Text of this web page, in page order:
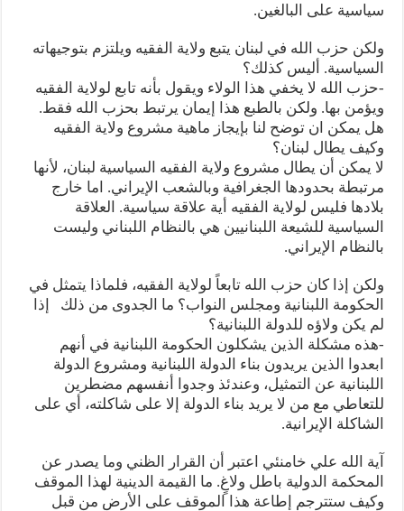
سياسية على البالغين.
ولكن حزب الله في لبنان يتبع ولاية الفقيه ويلتزم بتوجيهاته
السياسية. أليس كذلك؟
-حزب الله لا يخفي هذا الولاء ويقول بأنه تابع لولاية الفقيه
ويؤمن بها. ولكن بالطبع هذا إيمان يرتبط بحزب الله فقط.
هل يمكن ان توضح لنا بإيجاز ماهية مشروع ولاية الفقيه
وكيف يطال لبنان؟
لا يمكن أن يطال مشروع ولاية الفقيه السياسية لبنان، لأنها
مرتبطة بحدودها الجغرافية وبالشعب الإيراني. اما خارج
بلادها فليس لولاية الفقيه أية علاقة سياسية. العلاقة
السياسية للشيعة اللبنانيين هي بالنظام اللبناني وليست
بالنظام الإيراني.
ولكن إذا كان حزب الله تابعاً لولاية الفقيه، فلماذا يتمثل في
الحكومة اللبنانية ومجلس النواب؟ ما الجدوى من ذلك إذا
لم يكن ولاؤه للدولة اللبنانية؟
-هذه مشكلة الذين يشكلون الحكومة اللبنانية في أنهم
ابعدوا الذين يريدون بناء الدولة اللبنانية ومشروع الدولة
اللبنانية عن التمثيل، وعندئذ وجدوا أنفسهم مضطرين
للتعاطي مع من لا يريد بناء الدولة إلا على شاكلته، أي على
الشاكلة الإيرانية.
آية الله علي خامنئي اعتبر أن القرار الظني وما يصدر عن
المحكمة الدولية باطل ولاغٍ. ما القيمة الدينية لهذا الموقف
وكيف ستترجم إطاعة هذا الموقف على الأرض من قبل